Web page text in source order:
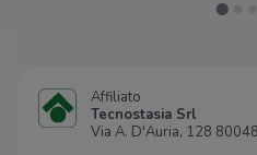
Affiliato
Tecnostasia Srl
Via A. D'Auria, 128